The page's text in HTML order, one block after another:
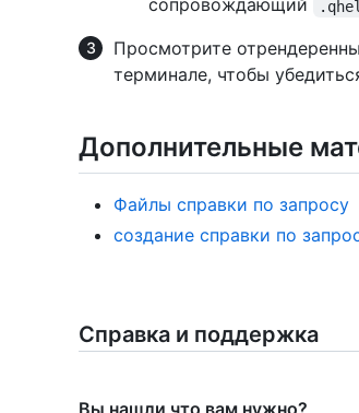
сопровождающий
Просмотрите
терминале, чтобы
Дополнительные
Файлы справки по запросу
создание справки по
Справка и поддержка
Вы нашли что вам нужно?